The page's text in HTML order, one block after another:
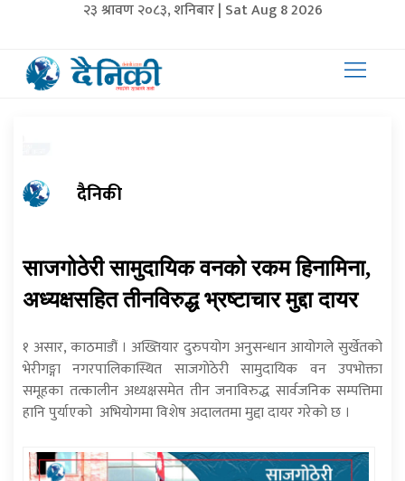
२३ श्रावण २०८३, शनिबार | Sat Aug 8 2026
दैनिकी
साजगोठेरी सामुदायिक वनको रकम हिनामिना,
अध्यक्षसहित तीनविरुद्ध भ्रष्टाचार मुद्दा दायर
१ असार, काठमाडौं । अख्तियार दुरुपयोग अनुसन्धान आयोगले सुर्खेतको
भेरीगङ्गा नगरपालिकास्थित साजगोठेरी सामुदायिक वन उपभोक्ता
समूहका तत्कालीन अध्यक्षसमेत तीन जनाविरुद्ध सार्वजनिक सम्पत्तिमा
हानि पुर्याएको अभियोगमा विशेष अदालतमा मुद्दा दायर गरेको छ ।